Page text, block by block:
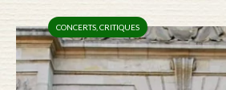
CONCERTS CRITIQUES